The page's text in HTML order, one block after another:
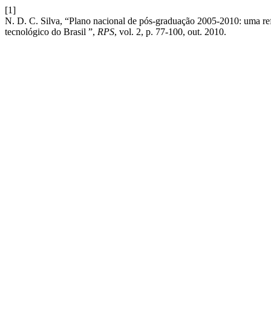
[1]
N. D. C. Silva, “Plano nacional de pós-graduação 2005-2010: uma
tecnológico do Brasil ”, RPS, vol. 2, p. 77-100, out. 2010.